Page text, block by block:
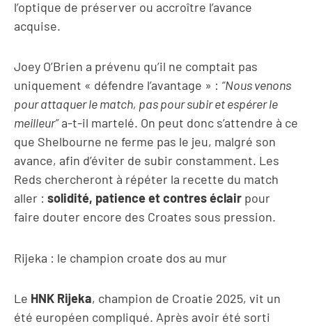
l’optique de préserver ou accroître l’avance
acquise.
Joey O’Brien a prévenu qu’il ne comptait pas
uniquement « défendre l’avantage » : “Nous venons
pour attaquer le match, pas pour subir et espérer le
meilleur”a-t-il martelé. On peut donc s’attendre à ce
que Shelbourne ne ferme pas le jeu, malgré son
avance, afin d’éviter de subir constamment. Les
Reds chercheront à répéter la recette du match
aller : solidité, patience et contres éclair pour
faire douter encore des Croates sous pression.
Rijeka : le champion croate dos au mur
Le HNK Rijeka, champion de Croatie 2025, vit un
été européen compliqué. Après avoir été sorti